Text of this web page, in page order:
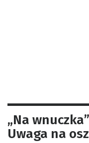
„Na
Uwaga na